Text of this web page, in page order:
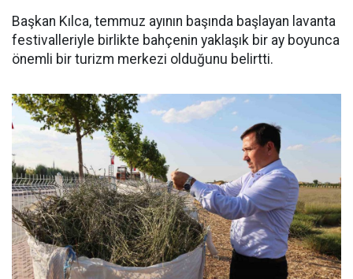
Başkan Kılca, temmuz ayının başında başlayan lavanta
festivalleriyle birlikte bahçenin yaklaşık bir ay boyunca
önemli bir turizm merkezi olduğunu belirtti.